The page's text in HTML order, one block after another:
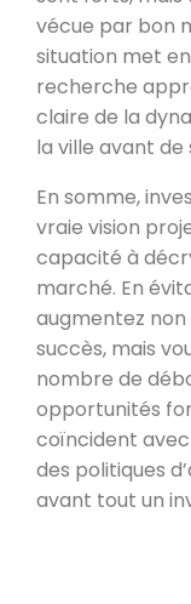
vécue par bon
situation met
recherche
claire de la
la ville avant de
En somme,
vraie vision
capacité à
marché. En
augmentez
succès, mais
nombre de
opportunités
coïncident
des politiques
avant tout un